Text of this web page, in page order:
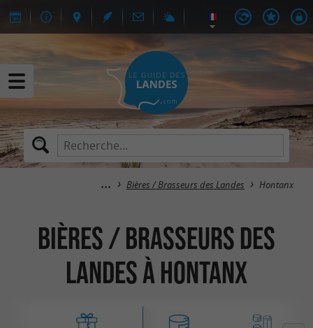
Bières / Brasseurs des Landes Hontanx
Bières / Brasseurs des
Landes à Hontanx